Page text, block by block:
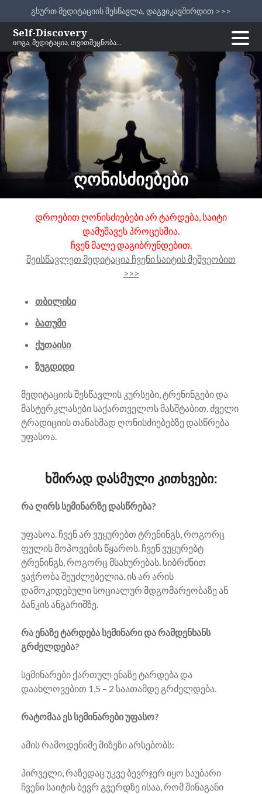
გსურთ მედიტაციის შესწავლა, დაგვიკავშირდით >>>
Skip
content
Self-Discovery
იოგა, მედიტაცია, თვითშეცნობა…
ღონისძიებები
დროებით ღონისძიებები არ ტარდება, საიტი
დამუშავეს პროცესშია.
ჩვენ მალე დაგიბრუნდებით.
შეისწავლეთ მედიტაცია ჩვენი საიტის მეშვეობით
>>>
თბილისი
ბათუმი
ქუთაისი
ზუგდიდი
მედიტაციის შესწავლის კურსები, ტრენინგები და
მასტერკლასები საქართველოს მასშტაბით. ძველი
ტრადიციის თანახმად ღონისძიებებზე დასწრება
უფასოა.
ხშირად დასმული კითხვები:
რა ღირს სემინარზე დასწრება?
უფასოა. ჩვენ არ ვუყურებთ ტრენინგს, როგორც
ფულის მოპოვების წყაროს. ჩვენ ვუყურებტ
ტრენინგს, როგორც მსახურებას. სიბრძნით
ვაჭრობა შეუძლებელია. ის არ არის
დამოკიდებული სოციალურ მდგომარეობაზე ან
ბანკის ანგარიშზე.
რა ენაზე ტარდება სემინარი და რამდენხანს
გრძელდება?
სემინარები ქართულ ენაზე ტარდება და
დაახლოვებით 1,5 – 2 საათამდე გრძელდება.
რატომაა ეს სემინარები უფასო?
ამის რამოდენიმე მიზეზი არსებობს:
პირველი, რაზედაც უკვე ბევრჯერ იყო საუბარი
ჩვენი საიტის ბევრ გვერდზე ისაა, რომ შინაგანი